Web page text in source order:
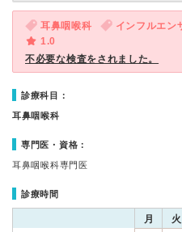
耳鼻咽喉科 インフルエン
1.0
不必要な検査をされました。
診療科目：
耳鼻咽喉科
専門医・資格：
耳鼻咽喉科専門医
診療時間
月 火